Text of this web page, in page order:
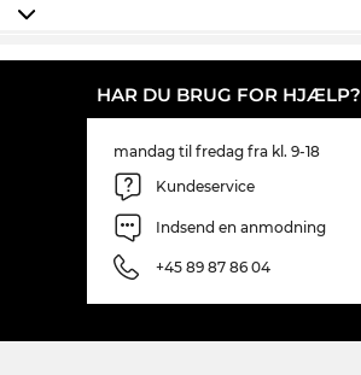
HAR DU BRUG FOR HJÆLP?
mandag til fredag fra kl. 9-18
Kundeservice
Indsend en anmodning
+45 89 87 86 04